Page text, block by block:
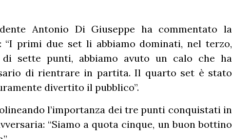
Antonio Di Giuseppe ha commentato la
“I primi due set li abbiamo dominati, nel terzo,
di sette punti, abbiamo avuto un calo che ha
di rientrare in partita. Il quarto set è stato
divertito il pubblico”.
l’importanza dei tre punti conquistati in
“Siamo a quota cinque, un buon bottino